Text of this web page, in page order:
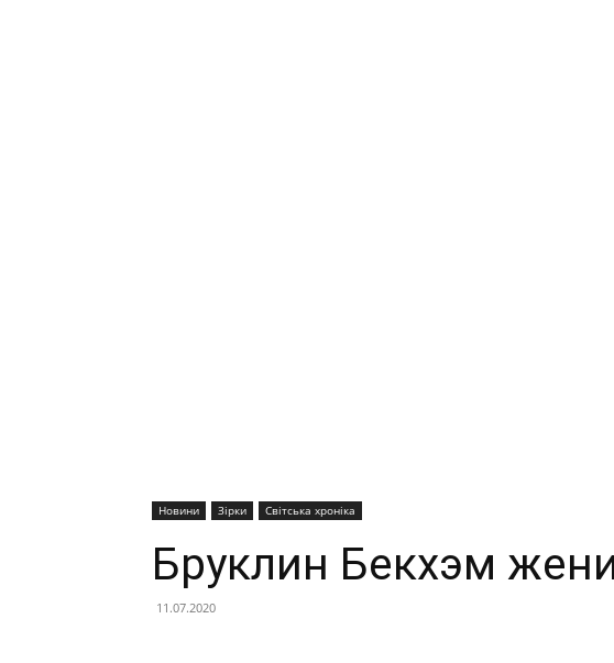
Новини Зірки Світська хроніка
Бруклин Бекхэм
11.07.2020